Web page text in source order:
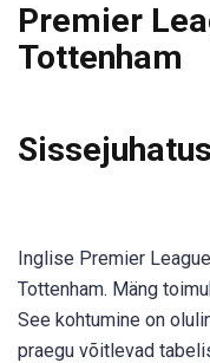
Premier
Tottenham
Sissejuhatus
Inglise Premier
Tottenham. Mäng
See kohtumine on
praegu võitlevad